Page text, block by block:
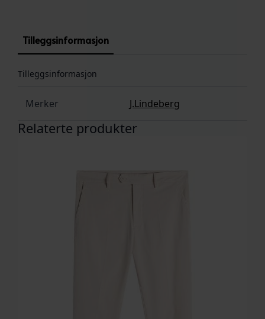
Tilleggsinformasjon
Tilleggsinformasjon
Merker J.Lindeberg
Relaterte produkter